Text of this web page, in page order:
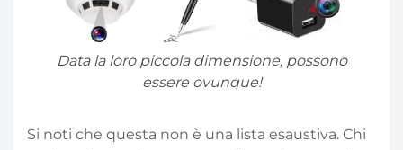
Data la loro piccola dimensione, possono
essere ovunque!
Si noti che questa non è una lista esaustiva. Chi